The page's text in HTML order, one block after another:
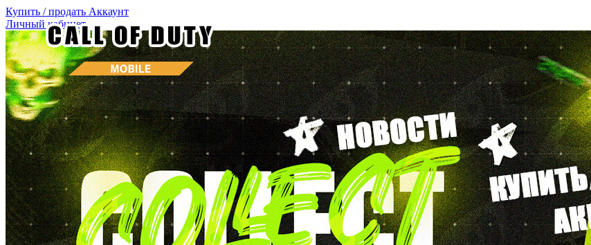
Купить / продать Аккаунт
Личный кабинет